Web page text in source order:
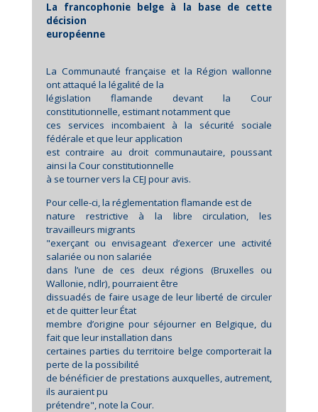
La francophonie belge à la base de cette
décision
européenne
La Communauté française et la Région wallonne
ont attaqué la légalité de la
législation flamande devant la Cour
constitutionnelle, estimant notamment que
ces services incombaient à la sécurité sociale
fédérale et que leur application
est contraire au droit communautaire, poussant
ainsi la Cour constitutionnelle
à se tourner vers la CEJ pour avis.
Pour celle-ci, la réglementation flamande est de
nature restrictive à la libre circulation, les
travailleurs migrants
"exerçant ou envisageant d’exercer une activité
salariée ou non salariée
dans l’une de ces deux régions (Bruxelles ou
Wallonie, ndlr), pourraient être
dissuadés de faire usage de leur liberté de circuler
et de quitter leur État
membre d’origine pour séjourner en Belgique, du
fait que leur installation dans
certaines parties du territoire belge comporterait la
perte de la possibilité
de bénéficier de prestations auxquelles, autrement,
ils auraient pu
prétendre", note la Cour.